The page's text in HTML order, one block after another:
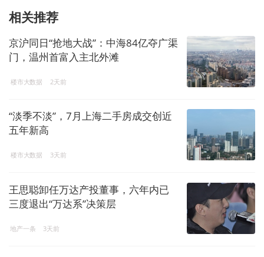
相关推荐
京沪同日“抢地大战”：中海84亿夺广渠
门，温州首富入主北外滩
楼市大数据 2天前
“淡季不淡”，7月上海二手房成交创近
五年新高
楼市大数据 3天前
王思聪卸任万达产投董事，六年内已
三度退出“万达系”决策层
地产一条 3天前